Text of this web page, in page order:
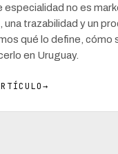
especialidad no es
una trazabilidad y un
qué lo define, cómo
en Uruguay.
→